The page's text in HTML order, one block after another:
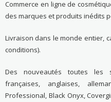
Commerce en ligne de
des marques et produits inédits
Livraison dans le monde entier,
conditions).
Des nouveautés toutes les
françaises, anglaises,
Professional, Black Onyx,